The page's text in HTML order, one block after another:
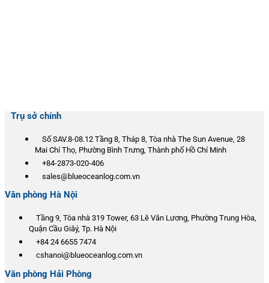
Trụ sở chính
Số SAV.8-08.12 Tầng 8, Tháp 8, Tòa nhà The Sun Avenue, 28
Mai Chí Thọ, Phường Bình Trưng, Thành phố Hồ Chí Minh
+84-2873-020-406
sales@blueoceanlog.com.vn
Văn phòng Hà Nội
Tầng 9, Tòa nhà 319 Tower, 63 Lê Văn Lương, Phường Trung Hòa,
Quận Cầu Giâý, Tp. Hà Nội
+84 24 6655 7474
cshanoi@blueoceanlog.com.vn
Văn phòng Hải Phòng